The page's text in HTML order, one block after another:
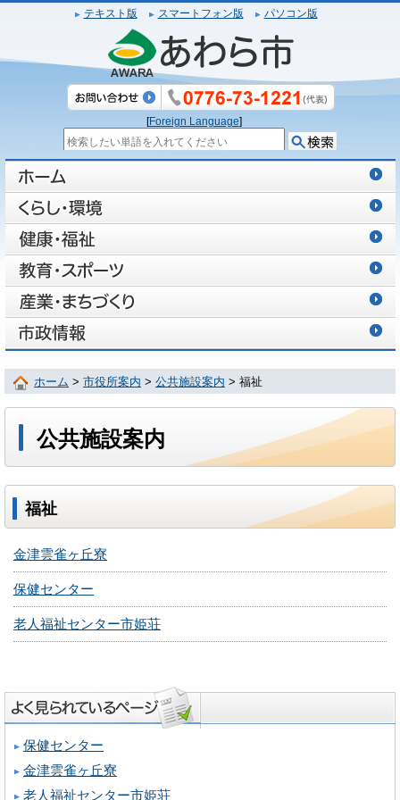
テキスト版 スマートフォン版 パソコン版
[Foreign Language]
ホーム > 市役所案内 > 公共施設案内 > 福祉
公共施設案内
福祉
金津雲雀ヶ丘寮
保健センター
老人福祉センター市姫荘
保健センター
金津雲雀ヶ丘寮
老人福祉センター市姫荘